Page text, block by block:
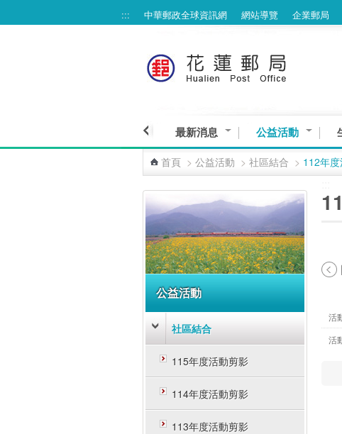
::: 中華郵政全球資訊網 網站導覽 企業郵局
最新消息 公益活動
首頁 > 公益活動 > 社區結合 > 112年
公益活動
社區結合
115年度活動剪影
114年度活動剪影
113年度活動剪影
活
活